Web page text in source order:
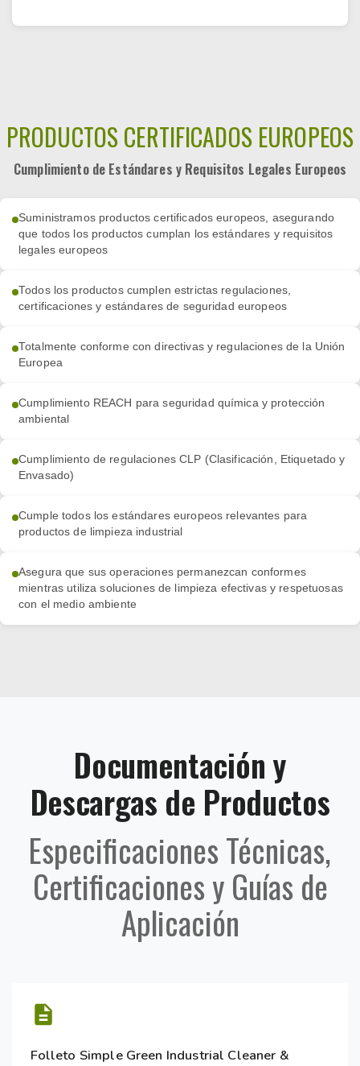
PRODUCTOS CERTIFICADOS EUROPEOS
Cumplimiento de Estándares y Requisitos Legales Europeos
Suministramos productos certificados europeos, asegurando
que todos los productos cumplan los estándares y requisitos
legales europeos
Todos los productos cumplen estrictas regulaciones,
certificaciones y estándares de seguridad europeos
Totalmente conforme con directivas y regulaciones de la Unión
Europea
Cumplimiento REACH para seguridad química y protección
ambiental
Cumplimiento de regulaciones CLP (Clasificación, Etiquetado y
Envasado)
Cumple todos los estándares europeos relevantes para
productos de limpieza industrial
Asegura que sus operaciones permanezcan conformes
mientras utiliza soluciones de limpieza efectivas y respetuosas
con el medio ambiente
Documentación y
Descargas de Productos
Especificaciones Técnicas,
Certificaciones y Guías de
Aplicación
Folleto Simple Green Industrial Cleaner &